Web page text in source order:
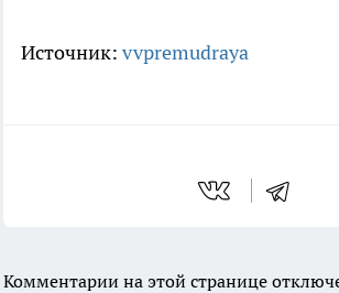
Источник: vvpremudraya
Комментарии на этой странице